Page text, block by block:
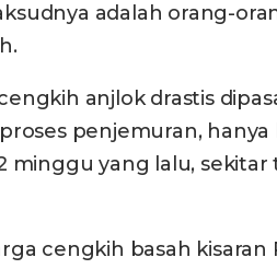
adalah orang-
anjlok drastis
penjemuran, hanya
minggu yang lalu,
cengkih basah